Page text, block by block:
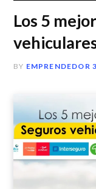
Los 5
BY EMPRENDEDOR